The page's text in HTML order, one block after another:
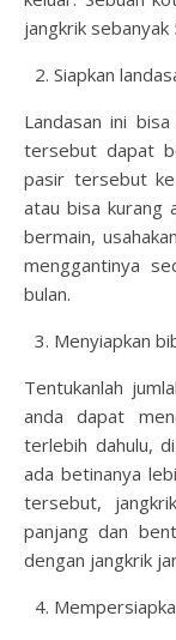
jangkrik
Siapkan
Landasan ini
tersebut dapat
pasir tersebut
atau bisa kurang
bermain,
menggantinya
bulan.
Menyiapkan
Tentukanlah
anda dapat
terlebih dahulu,
ada betinanya
tersebut,
panjang dan
dengan jangkrik